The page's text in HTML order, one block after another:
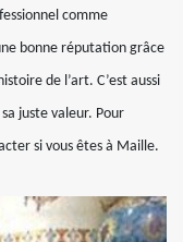
comme
bonne réputation grâce
de l’art. C’est aussi
juste valeur. Pour
si vous êtes à Maille.